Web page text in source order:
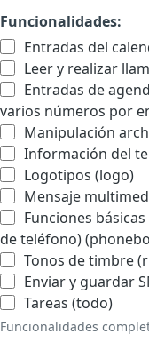
Funcionalidades:
Entradas del
Leer y realizar
Entradas de
varios números por
Manipulación
Información del
Logotipos (logo)
Mensaje
Funciones
de teléfono)
Tonos de timbre
Enviar y guardar
Tareas (todo)
Funcionalidades